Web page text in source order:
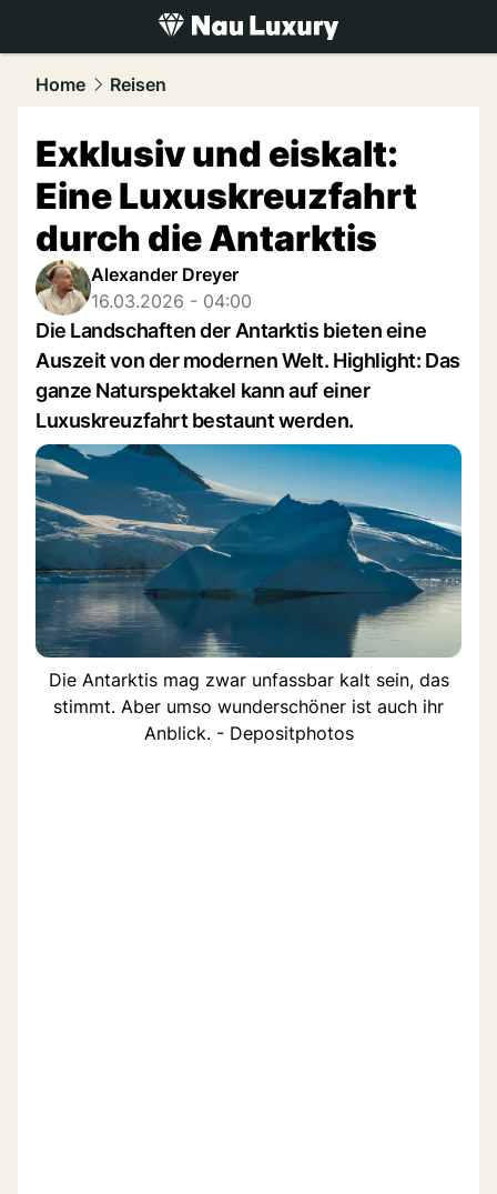
luxury.NAU.ch
Home Reisen
Exklusiv und eiskalt:
Eine Luxuskreuzfahrt
durch die Antarktis
Alexander Dreyer
16.03.2026 - 04:00
Die Landschaften der Antarktis bieten eine
Auszeit von der modernen Welt. Highlight: Das
ganze Naturspektakel kann auf einer
Luxuskreuzfahrt bestaunt werden.
Die Antarktis mag zwar unfassbar kalt sein, das
stimmt. Aber umso wunderschöner ist auch ihr
Anblick. - Depositphotos